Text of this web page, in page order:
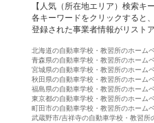
【人気（所在地エリア）検索キ
各キーワードをクリックすると
登録された事業者情報がリスト
北海道の自動車学校・教習所のホーム
青森県の自動車学校・教習所のホーム
宮城県の自動車学校・教習所のホーム
秋田県の自動車学校・教習所のホーム
福島県の自動車学校・教習所のホーム
東京都の自動車学校・教習所のホーム
町田市の自動車学校・教習所のホーム
武蔵野市/吉祥寺の自動車学校・教習所